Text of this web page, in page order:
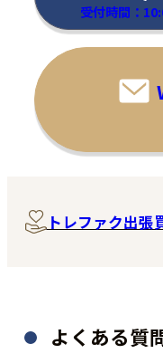
受付時間：
トレファク出張
よくある質